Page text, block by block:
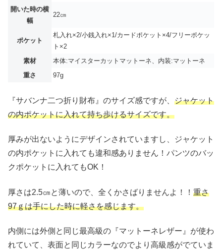
開いた時の横
幅
22㎝
ポケット
札入れ×2/小銭入れ×1/カードポケット×4/フリーポケッ
ト×2
素材
本体:マイスターカットマットーネ、内装:マットーネ
重さ
97g
『サバンナ二つ折り財布』のサイズ感ですが、 ジャケット
の内ポケットに入れて持ち歩けるサイズです。
厚みが出ないようにデザインされていますし、ジャケット
の内ポケットに入れても違和感ありません！パンツのバッ
クポケットに入れてもOK！
厚さは2.5㎝と薄いので、全くかさばりませんよ！！ 重さ
97ｇは手にした時に軽さを感じます。
内側には外側と同じ最高級の『マットーネレザー』が使わ
れていて、表面と同じカラーなのでより高級感がでていま